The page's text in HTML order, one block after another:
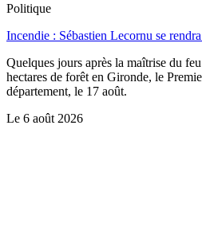
Politique
Incendie : Sébastien Lecornu se
Quelques jours après la maîtrise du
hectares de forêt en Gironde, le
département, le 17 août.
Le 6 août 2026